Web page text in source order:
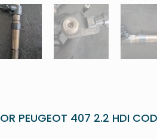
PEUGEOT 407 2.2 HDI